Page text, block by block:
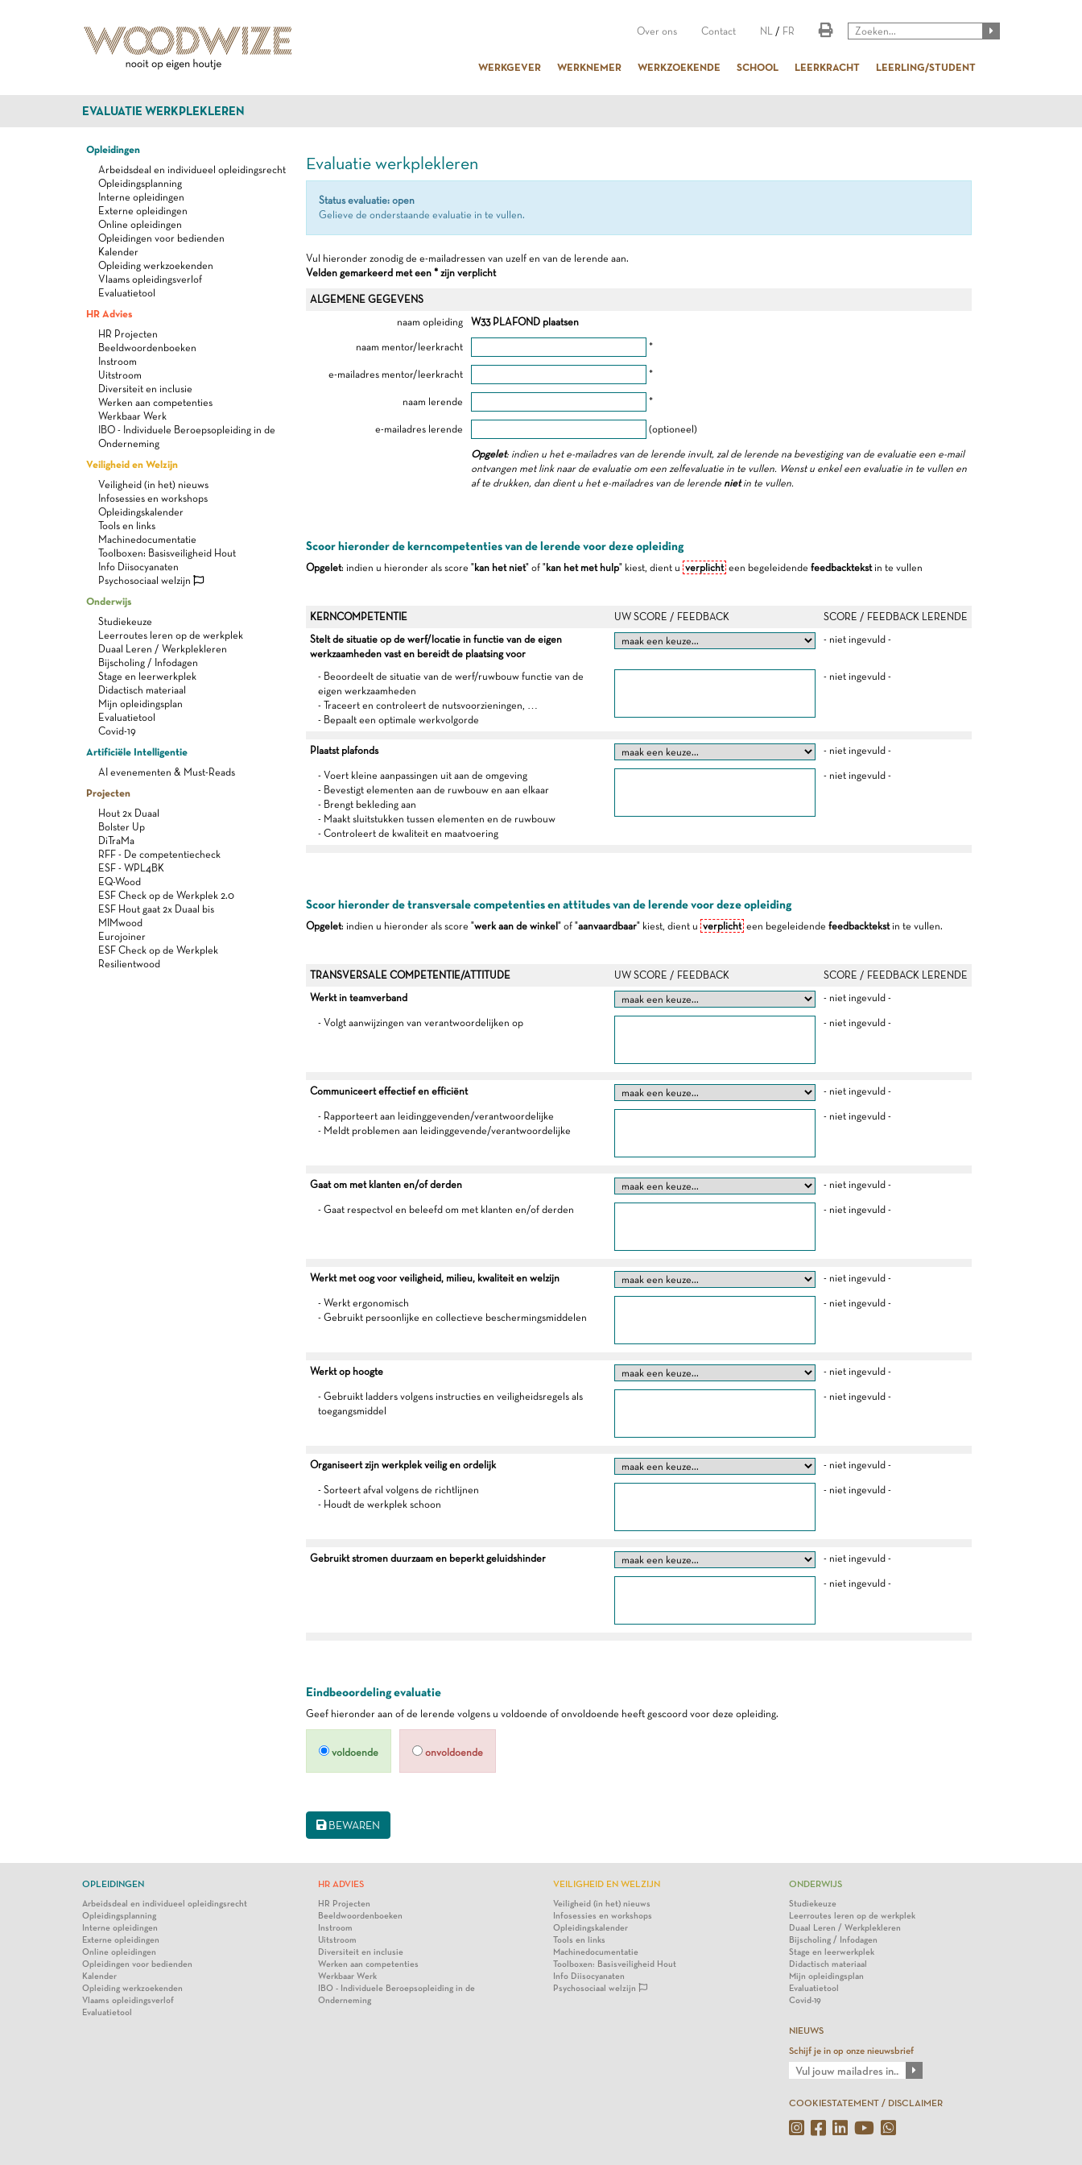
Over ons Contact NL / FR
WERKGEVER WERKNEMER WERKZOEKENDE SCHOOL LEERKRACHT LEERLING/STUDENT
EVALUATIE WERKPLEKLEREN
Opleidingen
Arbeidsdeal en individueel opleidingsrecht
Opleidingsplanning
Interne opleidingen
Externe opleidingen
Online opleidingen
Opleidingen voor bedienden
Kalender
Opleiding werkzoekenden
Vlaams opleidingsverlof
Evaluatietool
HR Advies
HR Projecten
Beeldwoordenboeken
Instroom
Uitstroom
Diversiteit en inclusie
Werken aan competenties
Werkbaar Werk
IBO - Individuele Beroepsopleiding in de
Onderneming
Veiligheid en Welzijn
Veiligheid (in het) nieuws
Infosessies en workshops
Opleidingskalender
Tools en links
Machinedocumentatie
Toolboxen: Basisveiligheid Hout
Info Diisocyanaten
Psychosociaal welzijn
Onderwijs
Studiekeuze
Leerroutes leren op de werkplek
Duaal Leren / Werkplekleren
Bijscholing / Infodagen
Stage en leerwerkplek
Didactisch materiaal
Mijn opleidingsplan
Evaluatietool
Covid-19
Artificiële Intelligentie
AI evenementen & Must-Reads
Projecten
Hout 2x Duaal
Bolster Up
DiTraMa
RFF - De competentiecheck
ESF - WPL4BK
EQ-Wood
ESF Check op de Werkplek 2.0
ESF Hout gaat 2x Duaal bis
MIMwood
Eurojoiner
ESF Check op de Werkplek
Resilientwood
Evaluatie werkplekleren
Status evaluatie: open
Gelieve de onderstaande evaluatie in te vullen.
Vul hieronder zonodig de e-mailadressen van uzelf en van de lerende aan.
Velden gemarkeerd met een * zijn verplicht
ALGEMENE GEGEVENS
naam opleiding
W33 PLAFOND plaatsen
naam mentor/leerkracht *
e-mailadres mentor/leerkracht *
naam lerende *
e-mailadres lerende (optioneel)
Opgelet: indien u het e-mailadres van de lerende invult, zal de lerende na bevestiging van de evaluatie een e-mail
ontvangen met link naar de evaluatie om een zelfevaluatie in te vullen. Wenst u enkel een evaluatie in te vullen en
af te drukken, dan dient u het e-mailadres van de lerende nietin te vullen.
Scoor hieronder de kerncompetenties van de lerende voor deze opleiding
Opgelet: indien u hieronder als score "kan het niet" of "kan het met hulp" kiest, dient u verplichteen begeleidende feedbacktekstin te vullen
KERNCOMPETENTIE UW SCORE / FEEDBACK
SCORE / FEEDBACK LERENDE
Stelt de situatie op de werf/locatie in functie van de eigen
werkzaamheden vast en bereidt de plaatsing voor
- niet ingevuld -
- Beoordeelt de situatie van de werf/ruwbouw functie van de
eigen werkzaamheden
- Traceert en controleert de nutsvoorzieningen, …
- Bepaalt een optimale werkvolgorde
- niet ingevuld -
Plaatst plafonds - niet ingevuld -
- Voert kleine aanpassingen uit aan de omgeving
- Bevestigt elementen aan de ruwbouw en aan elkaar
- Brengt bekleding aan
- Maakt sluitstukken tussen elementen en de ruwbouw
- Controleert de kwaliteit en maatvoering
- niet ingevuld -
Scoor hieronder de transversale competenties en attitudes van de lerende voor deze opleiding
Opgelet: indien u hieronder als score "werk aan de winkel " of "aanvaardbaar" kiest, dient u verplichteen begeleidende feedbacktekstin te vullen.
TRANSVERSALE COMPETENTIE/ATTITUDE UW SCORE / FEEDBACK
SCORE / FEEDBACK LERENDE
Werkt in teamverband
- niet ingevuld -
- Volgt aanwijzingen van verantwoordelijken op - niet ingevuld -
Communiceert effectief en efficiënt - niet ingevuld -
- Rapporteert aan leidinggevenden/verantwoordelijke
- Meldt problemen aan leidinggevende/verantwoordelijke
- niet ingevuld -
Gaat om met klanten en/of derden - niet ingevuld -
- Gaat respectvol en beleefd om met klanten en/of derden - niet ingevuld -
Werkt met oog voor veiligheid, milieu, kwaliteit en welzijn - niet ingevuld -
- Werkt ergonomisch
- Gebruikt persoonlijke en collectieve beschermingsmiddelen
- niet ingevuld -
Werkt op hoogte - niet ingevuld -
- Gebruikt ladders volgens instructies en veiligheidsregels als
toegangsmiddel
- niet ingevuld -
Organiseert zijn werkplek veilig en ordelijk - niet ingevuld -
- Sorteert afval volgens de richtlijnen
- Houdt de werkplek schoon
- niet ingevuld -
Gebruikt stromen duurzaam en beperkt geluidshinder - niet ingevuld -
- niet ingevuld -
Eindbeoordeling evaluatie
Geef hieronder aan of de lerende volgens u voldoende of onvoldoende heeft gescoord voor deze opleiding.
voldoende onvoldoende
BEWAREN
OPLEIDINGEN
Arbeidsdeal en individueel opleidingsrecht
Opleidingsplanning
Interne opleidingen
Externe opleidingen
Online opleidingen
Opleidingen voor bedienden
Kalender
Opleiding werkzoekenden
Vlaams opleidingsverlof
Evaluatietool
HR ADVIES
HR Projecten
Beeldwoordenboeken
Instroom
Uitstroom
Diversiteit en inclusie
Werken aan competenties
Werkbaar Werk
IBO - Individuele Beroepsopleiding in de
Onderneming
VEILIGHEID EN WELZIJN
Veiligheid (in het) nieuws
Infosessies en workshops
Opleidingskalender
Tools en links
Machinedocumentatie
Toolboxen: Basisveiligheid Hout
Info Diisocyanaten
Psychosociaal welzijn
ONDERWIJS
Studiekeuze
Leerroutes leren op de werkplek
Duaal Leren / Werkplekleren
Bijscholing / Infodagen
Stage en leerwerkplek
Didactisch materiaal
Mijn opleidingsplan
Evaluatietool
Covid-19
NIEUWS
Schijf je in op onze nieuwsbrief
COOKIESTATEMENT / DISCLAIMER